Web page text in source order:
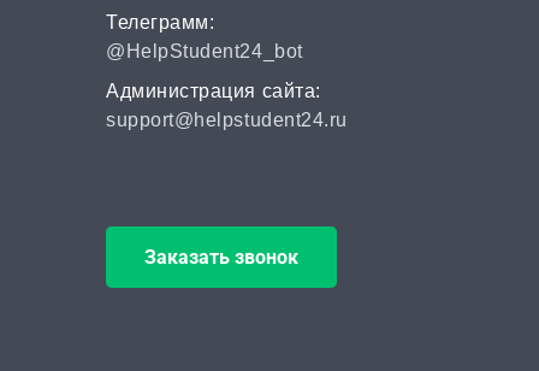
от 2 часов | от 500 ₽
РИНЦ
от 2 часов | от 500 ₽
Дистанционная
Телеграмм:
@HelpStudent24_bot
Администрация сайта:
support@helpstudent24.ru
Заказать звонок